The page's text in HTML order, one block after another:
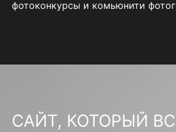
фотоконкурсы и комьюнити
САЙТ, КОТОРЫЙ